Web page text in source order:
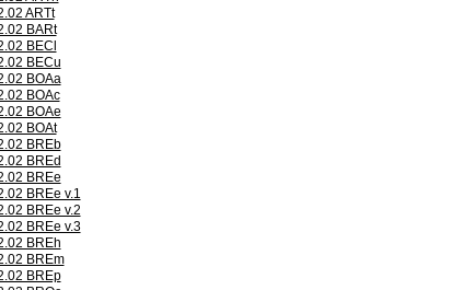
ARTt
BARt
BECl
BECu
BOAa
BOAc
BOAe
BOAt
BREb
BREd
BREe
BREe v.1
BREe v.2
BREe v.3
BREh
BREm
BREp